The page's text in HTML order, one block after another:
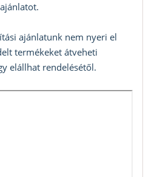
ajánlatunk nem nyeri el
termékeket átveheti
elállhat rendelésétől.